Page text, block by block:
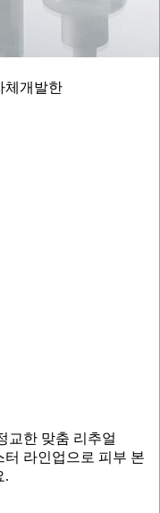
체개발한
교한 맞춤 리추얼
터 라인업으로 피부 본
.